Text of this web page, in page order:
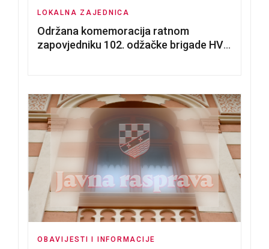
LOKALNA ZAJEDNICA
Održana komemoracija ratnom
zapovjedniku 102. odžačke brigade HVO
OBAVIJESTI I INFORMACIJE